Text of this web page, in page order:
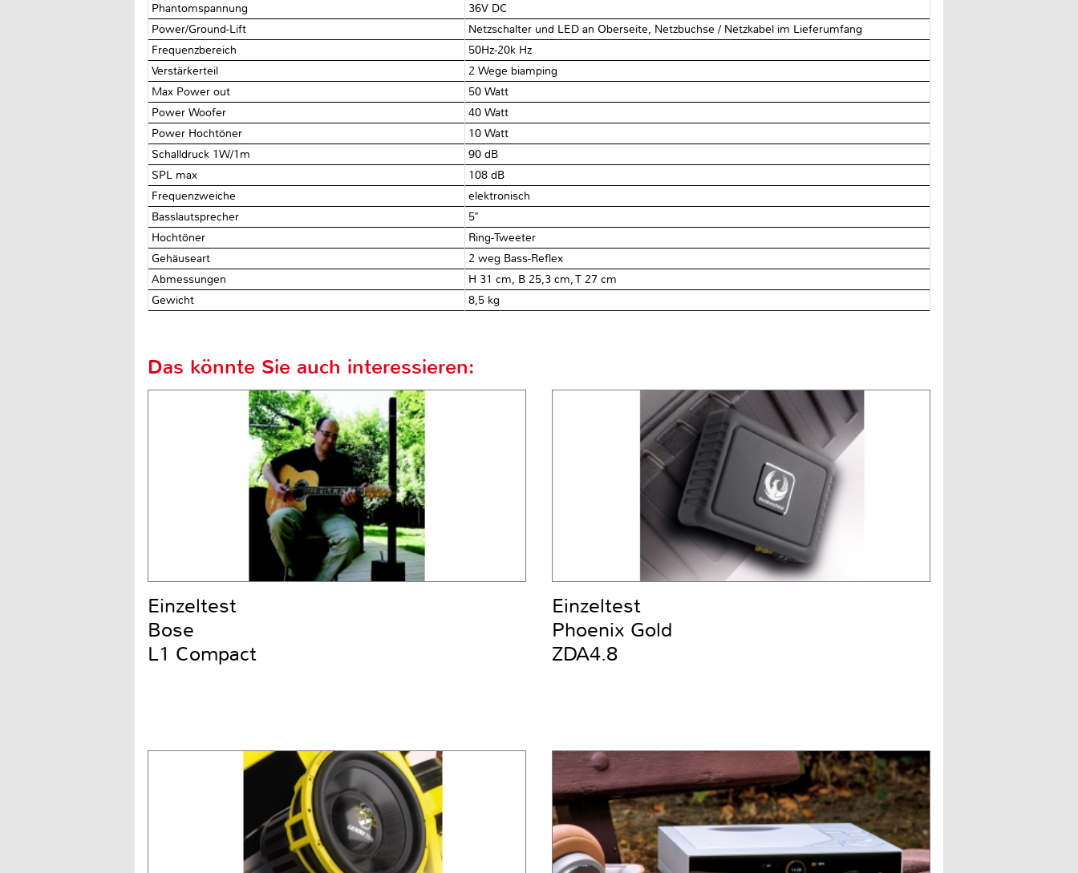
Phantomspannung
36V DC
Power/Ground-Lift
Netzschalter und LED an Oberseite, Netzbuchse / Netzkabel im Lieferumfang
Frequenzbereich
50Hz-20k Hz
Verstärkerteil
2 Wege biamping
Max Power out
50 Watt
Power Woofer
40 Watt
Power Hochtöner
10 Watt
Schalldruck 1W/1m
90 dB
SPL max
108 dB
Frequenzweiche
elektronisch
Basslautsprecher
5"
Hochtöner
Ring-Tweeter
Gehäuseart
2 weg Bass-Reflex
Abmessungen
H 31 cm, B 25,3 cm, T 27 cm
Gewicht
8,5 kg
Das könnte Sie auch interessieren:
Einzeltest
Bose
L1 Compact
Einzeltest
Phoenix Gold
ZDA4.8